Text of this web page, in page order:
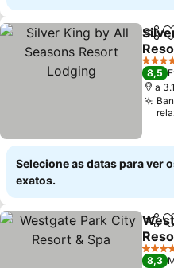
Ver
4
8,5
a
Selecione as datas para ver
exatos.
Ver
4
8,3